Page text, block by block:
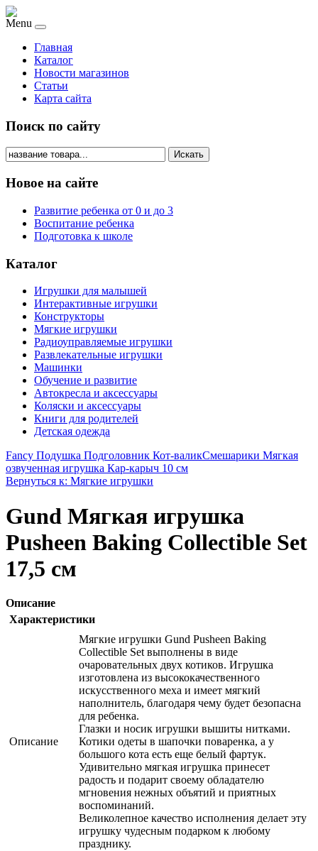
Menu
Главная
Каталог
Новости магазинов
Статьи
Карта сайта
Поиск по сайту
Искать
Новое на сайте
Развитие ребенка от 0 и до 3
Воспитание ребенка
Подготовка к школе
Каталог
Игрушки для малышей
Интерактивные игрушки
Конструкторы
Мягкие игрушки
Радиоуправляемые игрушки
Развлекательные игрушки
Машинки
Обучение и развитие
Автокресла и аксессуары
Коляски и аксессуары
Книги для родителей
Детская одежда
Fancy Подушка Подголовник Кот-валикСмешарики Мягкая
озвученная игрушка Кар-карыч 10 см
Вернуться к: Мягкие игрушки
Gund Мягкая игрушка
Pusheen Baking Collectible Set
17,5 см
Описание
Характеристики
Описание
Мягкие игрушки Gund Pusheen Baking
Collectible Set выполнены в виде
очаровательных двух котиков. Игрушка
изготовлена из высококачественного
искусственного меха и имеет мягкий
наполнитель, благодаря чему будет безопасна
для ребенка.
Глазки и носик игрушки вышиты нитками.
Котики одеты в шапочки поваренка, а у
большого кота есть еще белый фартук.
Удивительно мягкая игрушка принесет
радость и подарит своему обладателю
мгновения нежных объятий и приятных
воспоминаний.
Великолепное качество исполнения делает эту
игрушку чудесным подарком к любому
празднику.